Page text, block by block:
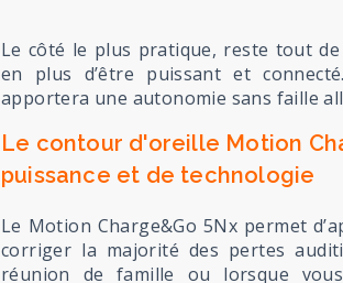
Le côté le plus pratique, reste tout
en plus d’être puissant et
apportera une autonomie sans faille
Le contour d'oreille Motion
puissance et de technologie
Le Motion Charge&Go 5Nx permet
corriger la majorité des pertes
réunion de famille ou lorsque